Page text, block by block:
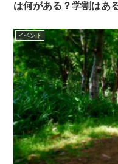
は何がある？学割はあ
イベント